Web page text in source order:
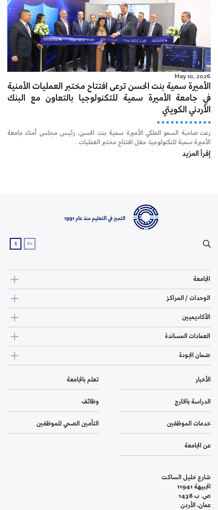
May 10, 2026
الأميرة سمية بنت الحسن ترعى افتتاح مختبر العمليات الأمنية
في جامعة الأميرة سمية للتكنولوجيا بالتعاون مع البنك
الأردني الكويتي
رعت صاحبة السمو الملكي الأميرة سمية بنت الحسن، رئيس مجلس أمناء جامعة
الأميرة سمية للتكنولوجيا، حفل افتتاح مختبر العمليات...
إقرأ المزيد
En ع
الجامعة
الوحدات / المراكز
الأكاديميين
العمادات المساندة
ضمان الجودة
الأخبار تعلم بالجامعة
الدراسة بالخارج وظائف
خدمات الموظفين التأمين الصحي للموظفين
عن الجامعة
شارع خليل الساكت
الجبيهة 11941
ص. ب 1438
عمان، الأردن